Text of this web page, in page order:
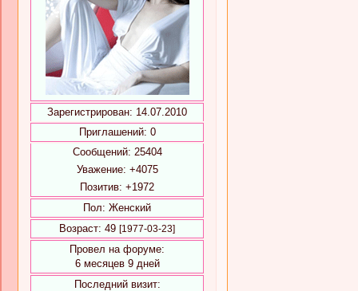
Зарегистрирован: 14.07.2010
Приглашений: 0
Сообщений: 25404
Уважение: +4075
Позитив: +1972
Пол: Женский
Возраст: 49 [1977-03-23]
Провел на форуме:
6 месяцев 9 дней
Последний визит: